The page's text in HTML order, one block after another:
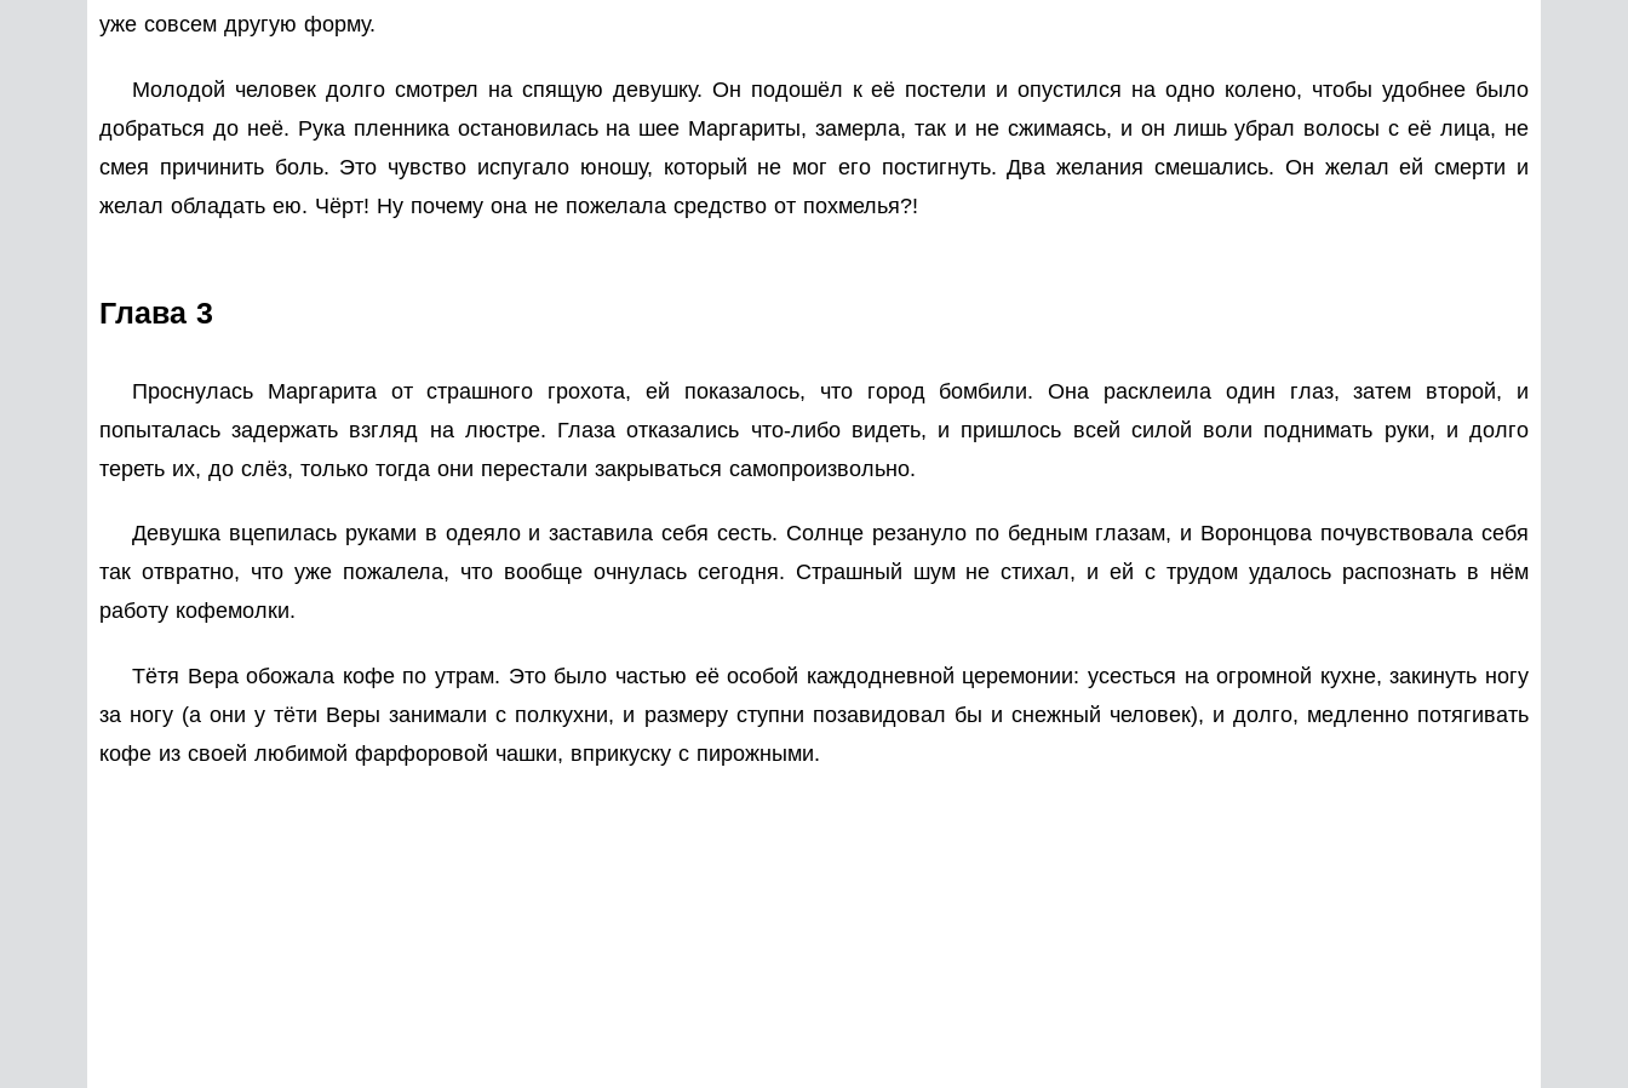
уже совсем другую форму.
Молодой человек долго смотрел на спящую девушку. Он подошёл к её постели и опустился на одно колено, чтобы удобнее было
добраться до неё. Рука пленника остановилась на шее Маргариты, замерла, так и не сжимаясь, и он лишь убрал волосы с её лица, не
смея причинить боль. Это чувство испугало юношу, который не мог его постигнуть. Два желания смешались. Он желал ей смерти и
желал обладать ею. Чёрт! Ну почему она не пожелала средство от похмелья?!
Глава 3
Проснулась Маргарита от страшного грохота, ей показалось, что город бомбили. Она расклеила один глаз, затем второй, и
попыталась задержать взгляд на люстре. Глаза отказались что-либо видеть, и пришлось всей силой воли поднимать руки, и долго
тереть их, до слёз, только тогда они перестали закрываться самопроизвольно.
Девушка вцепилась руками в одеяло и заставила себя сесть. Солнце резануло по бедным глазам, и Воронцова почувствовала себя
так отвратно, что уже пожалела, что вообще очнулась сегодня. Страшный шум не стихал, и ей с трудом удалось распознать в нём
работу кофемолки.
Тётя Вера обожала кофе по утрам. Это было частью её особой каждодневной церемонии: усесться на огромной кухне, закинуть ногу
за ногу (а они у тёти Веры занимали с полкухни, и размеру ступни позавидовал бы и снежный человек), и долго, медленно потягивать
кофе из своей любимой фарфоровой чашки, вприкуску с пирожными.